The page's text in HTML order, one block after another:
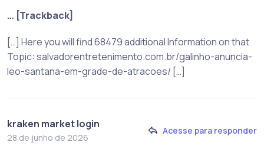
… [Trackback]
[…] Here you will find 68479 additional Information on that
Topic: salvadorentretenimento.com.br/galinho-anuncia-
leo-santana-em-grade-de-atracoes/ […]
kraken market login
28 de junho de 2026
Acesse para responder